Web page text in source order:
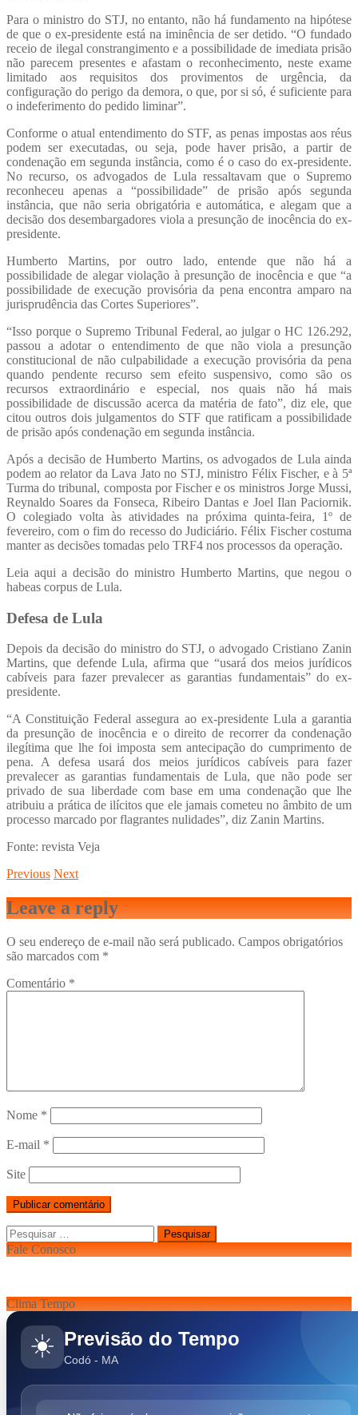
Para o ministro do STJ, no entanto, não há fundamento na hipótese
de que o ex-presidente está na iminência de ser detido. “O fundado
receio de ilegal constrangimento e a possibilidade de imediata prisão
não parecem presentes e afastam o reconhecimento, neste exame
limitado aos requisitos dos provimentos de urgência, da
configuração do perigo da demora, o que, por si só, é suficiente para
o indeferimento do pedido liminar”.
Conforme o atual entendimento do STF, as penas impostas aos réus
podem ser executadas, ou seja, pode haver prisão, a partir de
condenação em segunda instância, como é o caso do ex-presidente.
No recurso, os advogados de Lula ressaltavam que o Supremo
reconheceu apenas a “possibilidade” de prisão após segunda
instância, que não seria obrigatória e automática, e alegam que a
decisão dos desembargadores viola a presunção de inocência do ex-
presidente.
Humberto Martins, por outro lado, entende que não há a
possibilidade de alegar violação à presunção de inocência e que “a
possibilidade de execução provisória da pena encontra amparo na
jurisprudência das Cortes Superiores”.
“Isso porque o Supremo Tribunal Federal, ao julgar o HC 126.292,
passou a adotar o entendimento de que não viola a presunção
constitucional de não culpabilidade a execução provisória da pena
quando pendente recurso sem efeito suspensivo, como são os
recursos extraordinário e especial, nos quais não há mais
possibilidade de discussão acerca da matéria de fato”, diz ele, que
citou outros dois julgamentos do STF que ratificam a possibilidade
de prisão após condenação em segunda instância.
Após a decisão de Humberto Martins, os advogados de Lula ainda
podem ao relator da Lava Jato no STJ, ministro Félix Fischer, e à 5ª
Turma do tribunal, composta por Fischer e os ministros Jorge Mussi,
Reynaldo Soares da Fonseca, Ribeiro Dantas e Joel Ilan Paciornik.
O colegiado volta às atividades na próxima quinta-feira, 1º de
fevereiro, com o fim do recesso do Judiciário. Félix Fischer costuma
manter as decisões tomadas pelo TRF4 nos processos da operação.
Leia aqui a decisão do ministro Humberto Martins, que negou o
habeas corpus de Lula.
Defesa de Lula
Depois da decisão do ministro do STJ, o advogado Cristiano Zanin
Martins, que defende Lula, afirma que “usará dos meios jurídicos
cabíveis para fazer prevalecer as garantias fundamentais” do ex-
presidente.
“A Constituição Federal assegura ao ex-presidente Lula a garantia
da presunção de inocência e o direito de recorrer da condenação
ilegítima que lhe foi imposta sem antecipação do cumprimento de
pena. A defesa usará dos meios jurídicos cabíveis para fazer
prevalecer as garantias fundamentais de Lula, que não pode ser
privado de sua liberdade com base em uma condenação que lhe
atribuiu a prática de ilícitos que ele jamais cometeu no âmbito de um
processo marcado por flagrantes nulidades”, diz Zanin Martins.
Fonte: revista Veja
Previous Next
Leave a reply
O seu endereço de e-mail não será publicado. Campos obrigatórios
são marcados com *
Comentário *
Nome *
E-mail *
Site
Pesquisar
por:
Fale Conosco
Clima Tempo
☀️ Previsão do Tempo
Codó - MA